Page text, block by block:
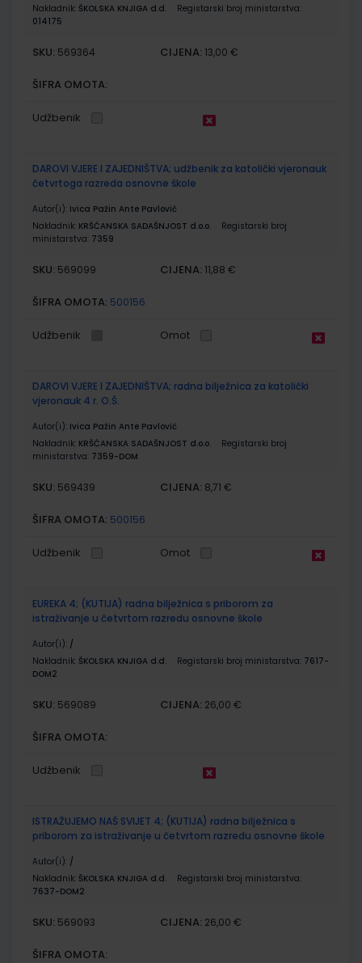
Nakladnik: ŠKOLSKA KNJIGA d.d.
Registarski broj ministarstva:
014175
SKU: 569364 CIJENA: 13,00 €
ŠIFRA OMOTA:
Udžbenik
DAROVI VJERE I ZAJEDNIŠTVA; udžbenik za katolički vjeronauk
četvrtoga razreda osnovne škole
Autor(i): Ivica Pažin Ante Pavlović
Nakladnik: KRŠĆANSKA SADAŠNJOST d.o.o.
Registarski broj
ministarstva: 7359
SKU: 569099 CIJENA: 11,88 €
ŠIFRA OMOTA: 500156
Udžbenik Omot
DAROVI VJERE I ZAJEDNIŠTVA; radna bilježnica za katolički
vjeronauk 4 r. O.Š.
Autor(i): Ivica Pažin Ante Pavlović
Nakladnik: KRŠĆANSKA SADAŠNJOST d.o.o.
Registarski broj
ministarstva: 7359-DOM
SKU: 569439 CIJENA: 8,71 €
ŠIFRA OMOTA: 500156
Udžbenik Omot
EUREKA 4; (KUTIJA) radna bilježnica s priborom za
istraživanje u četvrtom razredu osnovne škole
Autor(i): /
Nakladnik: ŠKOLSKA KNJIGA d.d. Registarski broj ministarstva: 7617-
DOM2
SKU: 569089 CIJENA: 26,00 €
ŠIFRA OMOTA:
Udžbenik
ISTRAŽUJEMO NAŠ SVIJET 4; (KUTIJA) radna bilježnica s
priborom za istraživanje u četvrtom razredu osnovne škole
Autor(i): /
Nakladnik: ŠKOLSKA KNJIGA d.d.
Registarski broj ministarstva:
7637-DOM2
SKU: 569093 CIJENA: 26,00 €
ŠIFRA OMOTA: